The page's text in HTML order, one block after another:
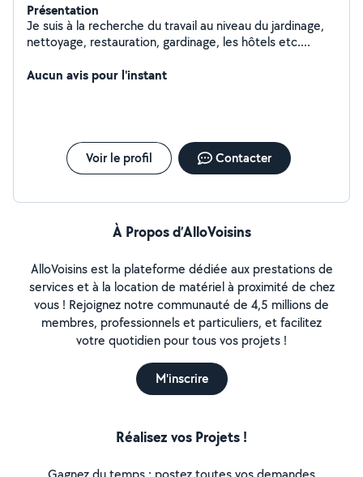
Présentation
Je suis à la recherche du travail au niveau du jardinage,
nettoyage, restauration, gardinage, les hôtels etc....
Aucun avis pour l'instant
Voir le profil Contacter
À Propos d’AlloVoisins
AlloVoisins est la plateforme dédiée aux prestations de
services et à la location de matériel à proximité de chez
vous ! Rejoignez notre communauté de 4,5 millions de
membres, professionnels et particuliers, et facilitez
votre quotidien pour tous vos projets !
M'inscrire
Réalisez vos Projets !